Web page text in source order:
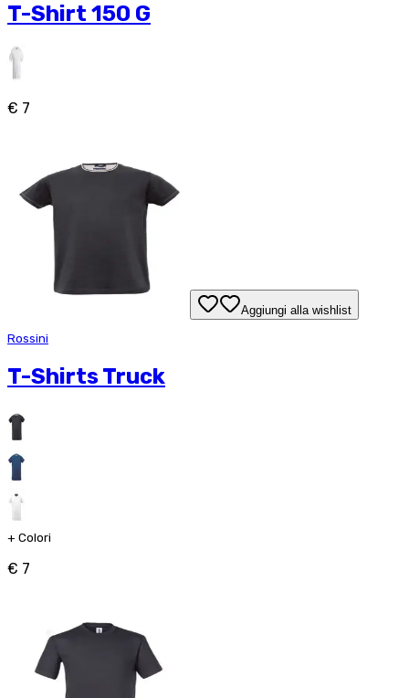
T-Shirt 150 G
€ 7
Aggiungi alla wishlist
Rossini
T-Shirts Truck
+ Colori
€ 7